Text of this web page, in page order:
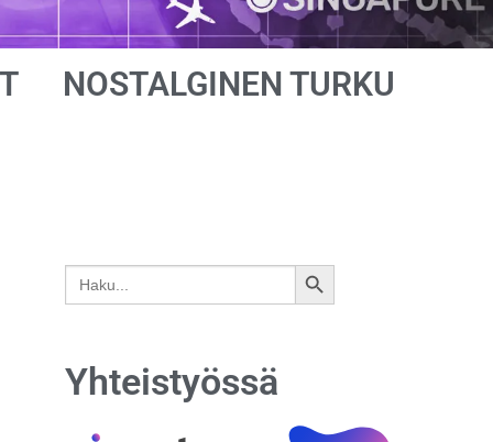
NOSTALGINEN TURKU
Search
for:
SEARCH
Yhteistyössä